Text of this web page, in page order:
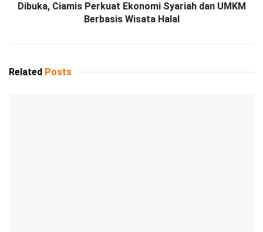
Dibuka, Ciamis Perkuat Ekonomi Syariah dan UMKM
Berbasis Wisata Halal
Related Posts